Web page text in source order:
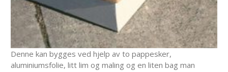
Denne kan bygges ved hjelp av to pappesker,
aluminiumsfolie, litt lim og maling og en liten bag man